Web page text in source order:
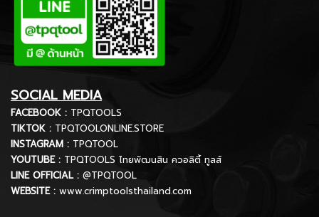
SOCIAL MEDIA
FACEBOOK : TPQTOOLS
TIKTOK : TPQTOOLONLINE.STORE
INSTAGRAM : TPQTOOL
YOUTUBE : TPQTOOLS ไทยพัฒนสิน ควอลิตี้ ทูลส์
LINE OFFICIAL : @TPQTOOL
WEBSITE : www.crimptoolsthailand.com